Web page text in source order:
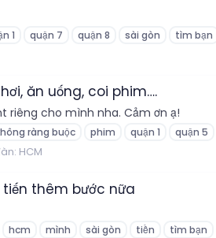
1 quận 7 quận 8 sài gòn tìm bạn
ăn uống, coi phim….
riêng cho mình nha. Cảm ơn ạ!
ràng buộc phim quận 1 quận 5
HCM
thêm bước nữa
hcm mình sài gòn tiền tìm bạn